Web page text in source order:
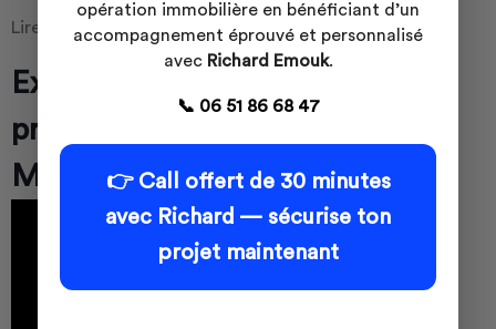
Lire aussi devenir promoteur immobilier Mayotte
Extrait vidéo formation
promotion immobilière
Madagascar
opération immobilière en bénéficiant d’un
accompagnement éprouvé et personnalisé
avec Richard Emouk.
📞 06 51 86 68 47
👉 Call offert de 30 minutes
avec Richard — sécurise ton
projet maintenant